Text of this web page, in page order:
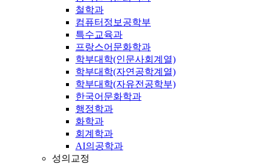
철학과
컴퓨터정보공학부
특수교육과
프랑스어문화학과
학부대학(인문사회계열)
학부대학(자연공학계열)
학부대학(자유전공학부)
한국어문화학과
행정학과
화학과
회계학과
AI의공학과
성의교정